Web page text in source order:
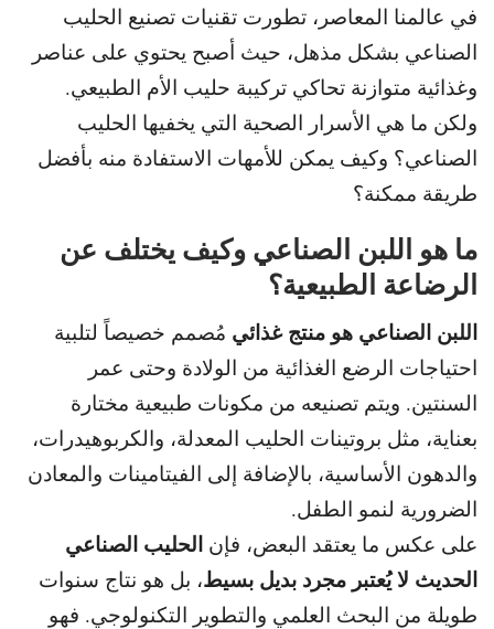
في عالمنا المعاصر، تطورت تقنيات تصنيع الحليب
الصناعي بشكل مذهل، حيث أصبح يحتوي على عناصر
وغذائية متوازنة تحاكي تركيبة حليب الأم الطبيعي.
ولكن ما هي الأسرار الصحية التي يخفيها الحليب
الصناعي؟ وكيف يمكن للأمهات الاستفادة منه بأفضل
طريقة ممكنة؟
ما هو اللبن الصناعي وكيف يختلف عن
الرضاعة الطبيعية؟
اللبن الصناعي هو منتج غذائي مُصمم خصيصاً لتلبية
احتياجات الرضع الغذائية من الولادة وحتى عمر
السنتين. ويتم تصنيعه من مكونات طبيعية مختارة
بعناية، مثل بروتينات الحليب المعدلة، والكربوهيدرات،
والدهون الأساسية، بالإضافة إلى الفيتامينات والمعادن
الضرورية لنمو الطفل.
على عكس ما يعتقد البعض، فإن الحليب الصناعي
الحديث لا يُعتبر مجرد بديل بسيط، بل هو نتاج سنوات
طويلة من البحث العلمي والتطوير التكنولوجي. فهو